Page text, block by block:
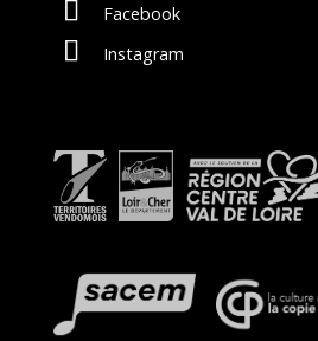
Facebook
Instagram